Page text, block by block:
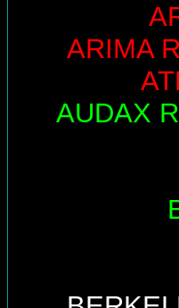
ARIMA
AUDAX